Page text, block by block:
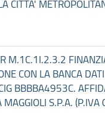
CITTA'
CON LA BANCA
BBBBA4953C.
S.P.A.